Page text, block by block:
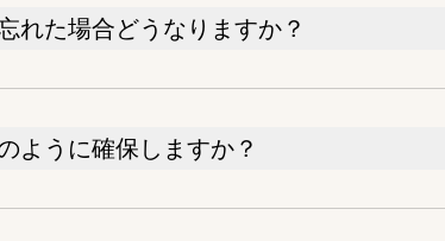
れた場合どうなりますか？
ように確保しますか？